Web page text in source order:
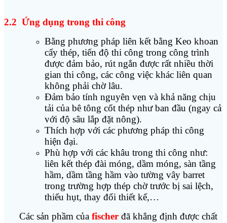
2.2 Ứng dụng trong thi công
Bằng phương pháp liên kết bằng Keo khoan
cấy thép, tiến độ thi công trong công trình
được đảm bảo, rút ngắn được rất nhiều thời
gian thi công, các công việc khác liên quan
không phải chờ lâu.
Đảm bảo tính nguyên vẹn và khả năng chịu
tải của bê tông cốt thép như ban đầu (ngay cả
với độ sâu lắp đặt nông).
Thích hợp với các phương pháp thi công
hiện đại.
Phù hợp với các khâu trong thi công như:
liên kết thép đài móng, dầm móng, sàn tầng
hầm, dầm tầng hầm vào tường vây barret
trong trường hợp thép chờ trước bị sai lệch,
thiếu hụt, thay đổi thiết kế,…
Các sản phầm của fischer đã khẳng định được chất